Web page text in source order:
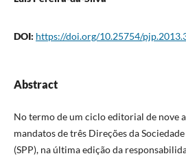
DOI: https://doi.org/10.25754/
Abstract
No termo de um ciclo editorial de nove
mandatos de três Direções da
(SPP), na última edição da